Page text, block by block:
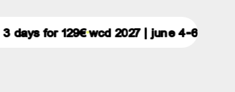
wcd 2027 | june 4-6 2027 | 3 days for 129€